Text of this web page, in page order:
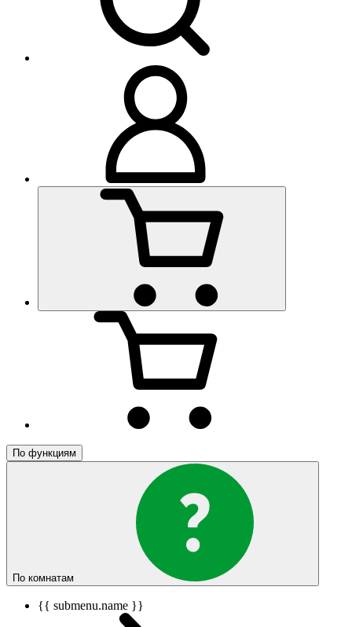
По функциям
По комнатам
{{ submenu.name }}